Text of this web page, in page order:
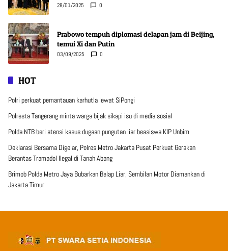
28/01/2025 0
Prabowo tempuh diplomasi delapan jam di Beijing,
temui Xi dan Putin
03/09/2025 0
HOT
Polri perkuat pemantauan karhutla lewat SiPongi
Polresta Tangerang minta warga bijak sikapi isu di media sosial
Polda NTB beri atensi kasus dugaan pungutan liar beasiswa KIP Unbim
Deklarasi Bersama Digelar, Polres Metro Jakarta Pusat Perkuat Gerakan
Berantas Tramadol Ilegal di Tanah Abang
Brimob Polda Metro Jaya Bubarkan Balap Liar, Sembilan Motor Diamankan di
Jakarta Timur